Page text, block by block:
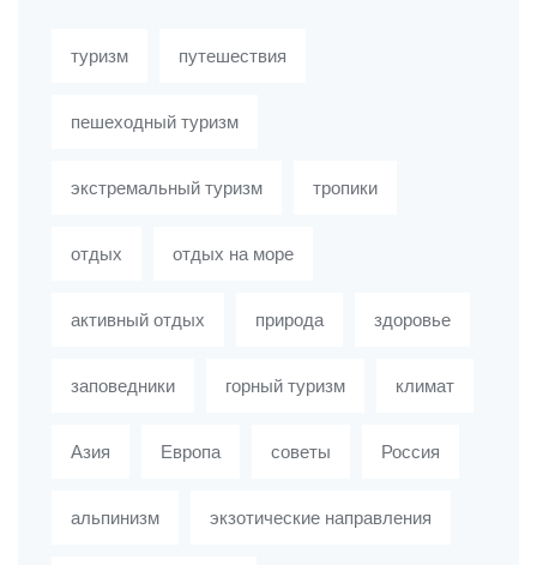
туризм путешествия
пешеходный туризм
экстремальный туризм тропики
отдых отдых на море
активный отдых природа здоровье
заповедники горный туризм климат
Азия Европа советы Россия
альпинизм экзотические направления